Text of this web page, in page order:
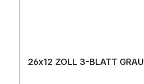
26x12 ZOLL 3-BLATT GRAU